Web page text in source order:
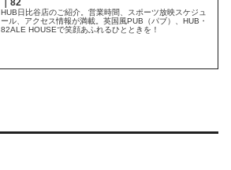
｜82
HUB日比谷店のご紹介。営業時間、スポーツ放映スケジュ
ール、アクセス情報が満載。英国風PUB（パブ）、HUB・
82ALE HOUSEで笑顔あふれるひとときを！